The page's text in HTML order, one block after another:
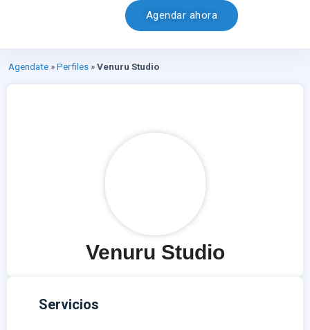
Agendar ahora
Agendate »Perfiles »Venuru Studio
Venuru Studio
Servicios